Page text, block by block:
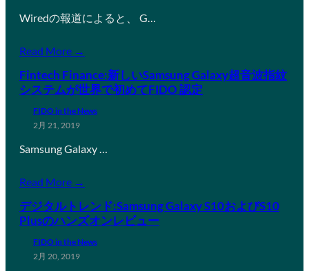
Wiredの報道によると、 G…
Read More →
Fintech Finance:新しいSamsung Galaxy超音波指紋
システムが世界で初めてFIDO 認定
FIDO in the News
2月 21, 2019
Samsung Galaxy …
Read More →
デジタルトレンド:Samsung Galaxy S10およびS10
Plusのハンズオンレビュー
FIDO in the News
2月 20, 2019